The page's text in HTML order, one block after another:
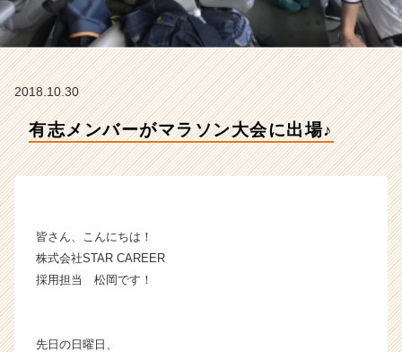
R
の
タ
イ
ン】
ベ
ャ
ー・
2018.10.30
有志メンバーがマラソン大会に出場♪
皆さん、こんにちは！
株式会社STAR CAREER
採用担当 松岡です！
先日の日曜日、